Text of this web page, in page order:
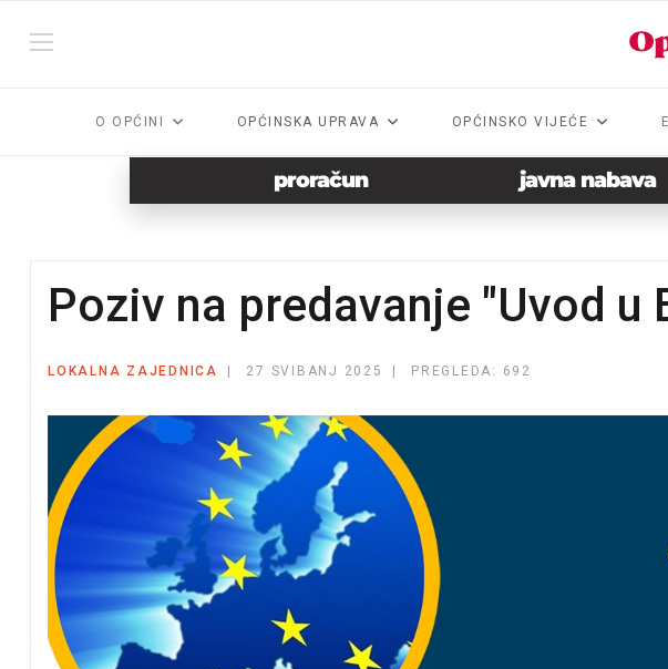
O OPĆINI OPĆINSKA UPRAVA OPĆINSKO VIJEĆE
proračun javna nabava
Poziv na predavanje "Uvod u
LOKALNA ZAJEDNICA 27 SVIBANJ 2025 PREGLEDA: 692